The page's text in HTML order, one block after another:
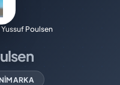
Yussuf Poulsen